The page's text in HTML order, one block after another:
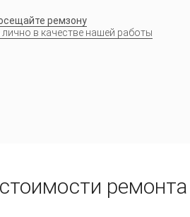
ремзону
в качестве нашей работы